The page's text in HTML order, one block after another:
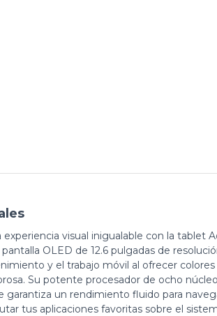
experiencia visual inigualable con la tablet
OLED de 12.6 pulgadas de
y el trabajo móvil al ofrecer
Su potente procesador de ocho
garantiza un rendimiento fluido para
tus aplicaciones favoritas sobre el